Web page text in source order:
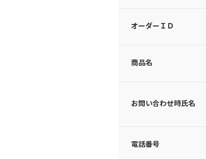
オーダーＩＤ
商品名
お問い合わせ時氏名
電話番号